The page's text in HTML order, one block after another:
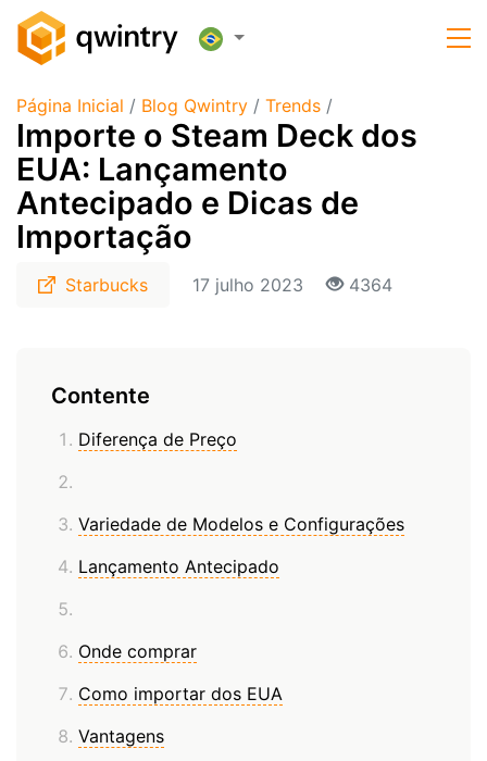
Página Inicial / Blog Qwintry / Trends /
Importe o Steam Deck dos
EUA: Lançamento
Antecipado e Dicas de
Importação
Starbucks 17 julho 2023 4364
Contente
Diferença de Preço
Variedade de Modelos e Configurações
Lançamento Antecipado
Onde comprar
Como importar dos EUA
Vantagens